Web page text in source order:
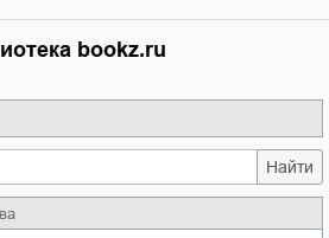
bookz.ru
Найти